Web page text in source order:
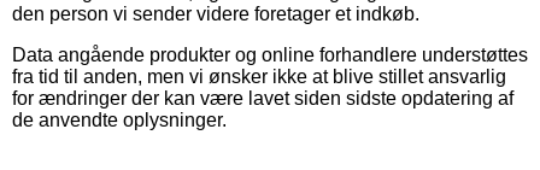
den person vi sender videre foretager et indkøb.
Data angående produkter og online forhandlere understøttes
fra tid til anden, men vi ønsker ikke at blive stillet ansvarlig
for ændringer der kan være lavet siden sidste opdatering af
de anvendte oplysninger.